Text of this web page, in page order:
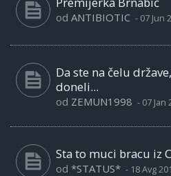
od ANTIBIOTIC - 07 Jun
Da ste na čelu
doneli...
od ZEMUN1998 - 07 Jan
Sta to muci bracu iz
od *STATUS* - 18 Avg